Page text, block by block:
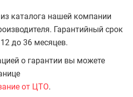
каталога нашей компании
Гарантийный срок
до 36 месяцев.
о гарантии вы можете
от ЦТО.